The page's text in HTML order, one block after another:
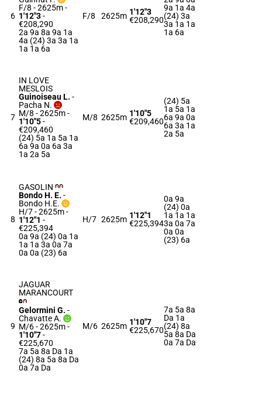
6
F/8 - 2625m-
1'12"3-
€208,290
2a 9a 8a 9a 1a
4a (24) 3a 3a 1a
1a 1a 6a
F/8 2625m 1'12"3
€208,290
9a 1a 4a
(24) 3a
3a 1a 1a
1a 6a
7
IN LOVE
MESLOIS
Guinoiseau L. -
Pacha N.
M/8 - 2625m-
1'10"5-
€209,460
(24) 5a 1a 5a 1a
6a 9a 0a 6a 3a
1a 2a 5a
M/8 2625m 1'10"5
€209,460
(24) 5a
1a 5a 1a
6a 9a 0a
6a 3a 1a
2a 5a
8
GASOLIN
Bondo H. E. -
Bondo H.E.
H/7 - 2625m-
1'12"1 -
€225,394
0a 9a (24) 0a 1a
1a 1a 3a 0a 7a
0a 0a (23) 6a
H/7 2625m 1'12"1
€225,394
0a 9a
(24) 0a
1a 1a 1a
3a 0a 7a
0a 0a
(23) 6a
9
JAGUAR
MARANCOURT
Gelormini G. -
Chavatte A.
M/6 - 2625m-
1'10"7-
€225,670
7a 5a 8a Da 1a
(24) 8a 5a 8a Da
0a 7a Da
M/6 2625m 1'10"7
€225,670
7a 5a 8a
Da 1a
(24) 8a
5a 8a Da
0a 7a Da